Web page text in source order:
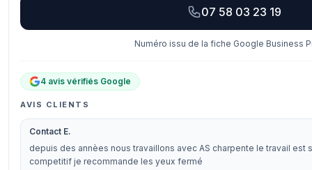
07 58 03 23 19
Numéro issu de la fiche Google Business
4 avis vérifiés Google
AVIS CLIENTS
Contact E.
depuis des annèes nous travaillons avec AS charpente le travail est
competitif je recommande les yeux fermé